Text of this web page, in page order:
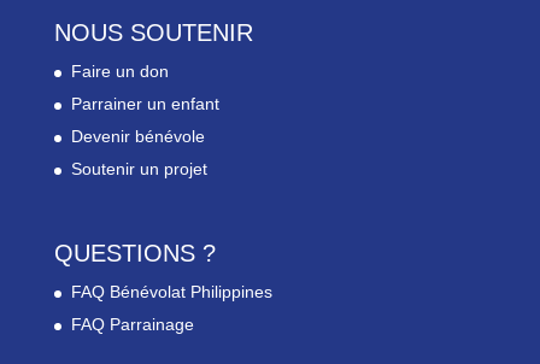
NOUS SOUTENIR
Faire un don
Parrainer un enfant
Devenir bénévole
Soutenir un projet
QUESTIONS ?
FAQ Bénévolat Philippines
FAQ Parrainage